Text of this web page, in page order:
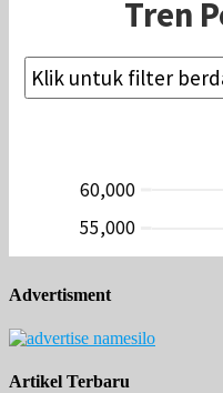
Advertisment
Artikel Terbaru